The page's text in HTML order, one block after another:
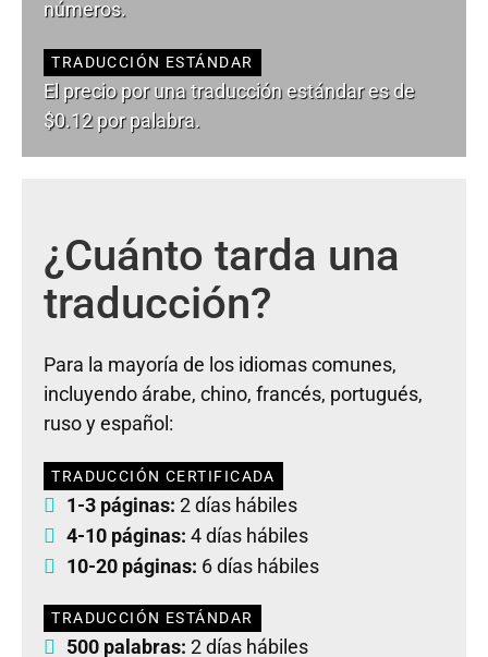
números.
TRADUCCIÓN ESTÁNDAR
El precio por una traducción estándar es de
$0.12 por palabra.
¿Cuánto tarda una
traducción?
Para la mayoría de los idiomas comunes,
incluyendo árabe, chino, francés, portugués,
ruso y español:
TRADUCCIÓN CERTIFICADA
1-3 páginas: 2 días hábiles
4-10 páginas: 4 días hábiles
10-20 páginas: 6 días hábiles
TRADUCCIÓN ESTÁNDAR
500 palabras: 2 días hábiles